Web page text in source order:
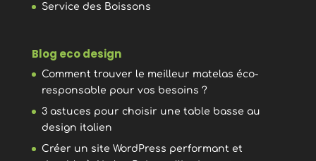
Service des Boissons
Blog eco design
Comment trouver le meilleur matelas éco-
responsable pour vos besoins ?
3 astuces pour choisir une table basse au
design italien
Créer un site WordPress performant et